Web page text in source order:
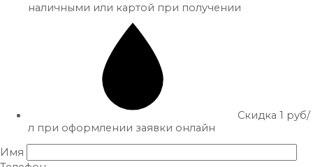
наличными или картой при получении
Скидка 1 руб/
л при оформлении заявки онлайн
Имя